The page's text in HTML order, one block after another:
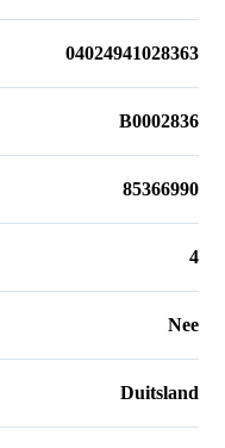
04024941028363
B0002836
85366990
4
Nee
Duitsland